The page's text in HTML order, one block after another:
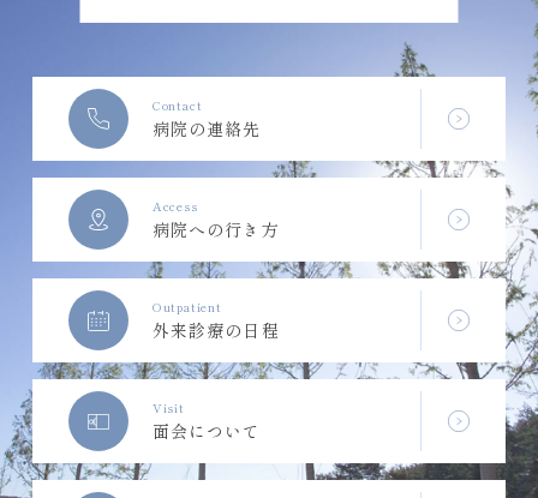
Contact
病院の連絡先
Access
病院への行き方
Outpatient
外来診療の日程
Visit
面会について